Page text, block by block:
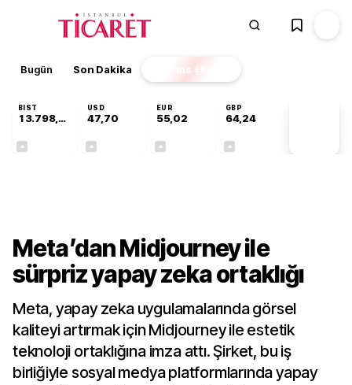
Bugün Son Dakika Finans EKSTRA
BIST
13.798,82
USD
47,70
EUR
55,02
GBP
64,24
Meta’dan Midjourney ile
sürpriz yapay zeka ortaklığı
Meta, yapay zeka uygulamalarında görsel
kaliteyi artırmak için Midjourney ile estetik
teknoloji ortaklığına imza attı. Şirket, bu iş
birliğiyle sosyal medya platformlarında yapay